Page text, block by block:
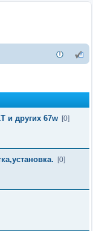
и других 67w [0]
[0]